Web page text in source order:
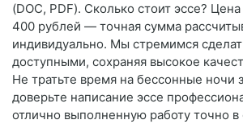
(DOC, PDF). Сколько стоит эссе?
400 рублей — точная сумма
индивидуально. Мы стремимся
доступными, сохраняя высокое
Не тратьте время на бессонные ночи
доверьте написание эссе
отлично выполненную работу точно в